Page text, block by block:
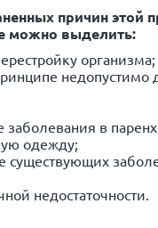
причин этой
можно выделить:
организма;
заболевания в
одежду;
существующих
недостаточности.